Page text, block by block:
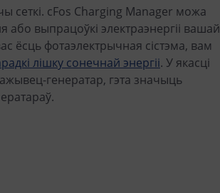
сеткі. cFos Charging Manager можа
выпрацоўкі электраэнергіі вашай
ёсць фотаэлектрычная сістэма, вам
лішку сонечнай энергіі. У якасці
генератар, гэта значыць